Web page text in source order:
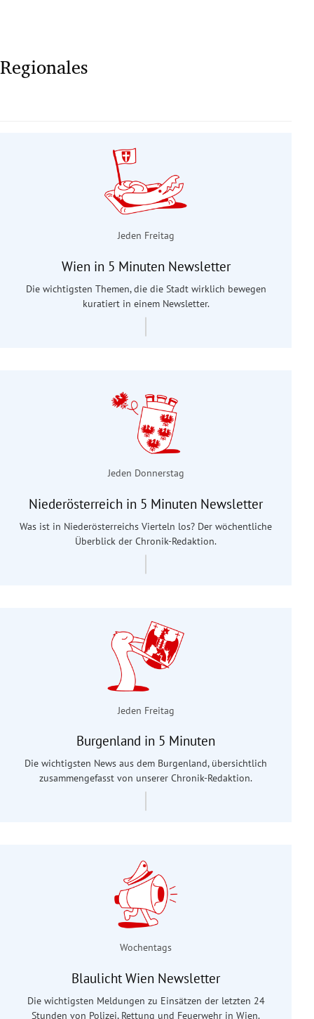
Regionales
Jeden Freitag
Wien in 5 Minuten Newsletter
Die wichtigsten Themen, die die Stadt wirklich bewegen
kuratiert in einem Newsletter.
Jeden Donnerstag
Niederösterreich in 5 Minuten Newsletter
Was ist in Niederösterreichs Vierteln los? Der wöchentliche
Überblick der Chronik-Redaktion.
Jeden Freitag
Burgenland in 5 Minuten
Die wichtigsten News aus dem Burgenland, übersichtlich
zusammengefasst von unserer Chronik-Redaktion.
Wochentags
Blaulicht Wien Newsletter
Die wichtigsten Meldungen zu Einsätzen der letzten 24
Stunden von Polizei, Rettung und Feuerwehr in Wien.